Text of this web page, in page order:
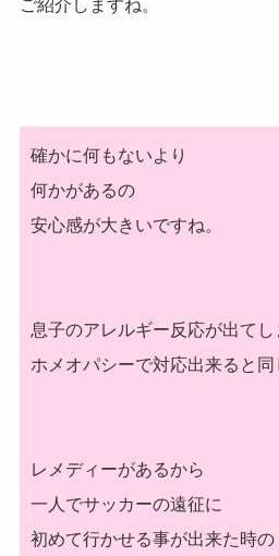
ご紹介しますね。
確かに何もないより
何かがあるの
安心感が大きいですね。
息子のアレルギー反応が出てし
ホメオパシーで対応出来ると同
レメディーがあるから
一人でサッカーの遠征に
初めて行かせる事が出来た時の